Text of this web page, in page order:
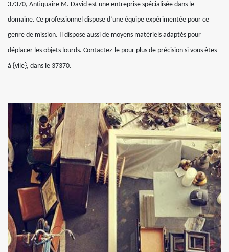
37370, Antiquaire M. David est une entreprise spécialisée dans le
domaine. Ce professionnel dispose d’une équipe expérimentée pour ce
genre de mission. Il dispose aussi de moyens matériels adaptés pour
déplacer les objets lourds. Contactez-le pour plus de précision si vous êtes
à {vile}, dans le 37370.